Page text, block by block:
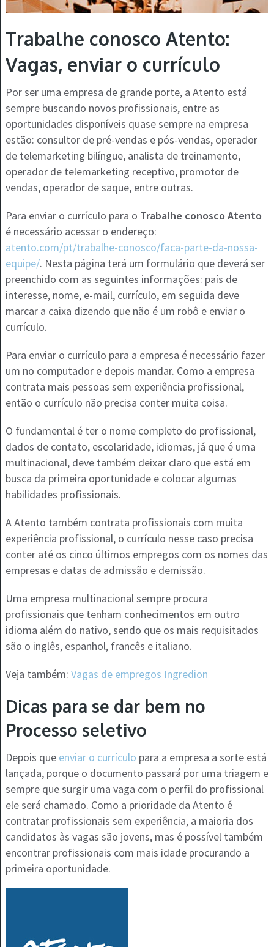
Trabalhe conosco Atento:
Vagas, enviar o currículo
Por ser uma empresa de grande porte, a Atento está
sempre buscando novos profissionais, entre as
oportunidades disponíveis quase sempre na empresa
estão: consultor de pré-vendas e pós-vendas, operador
de telemarketing bilíngue, analista de treinamento,
operador de telemarketing receptivo, promotor de
vendas, operador de saque, entre outras.
Para enviar o currículo para o Trabalhe conosco Atento
é necessário acessar o endereço:
atento.com/pt/trabalhe-conosco/faca-parte-da-nossa-
equipe/. Nesta página terá um formulário que deverá ser
preenchido com as seguintes informações: país de
interesse, nome, e-mail, currículo, em seguida deve
marcar a caixa dizendo que não é um robô e enviar o
currículo.
Para enviar o currículo para a empresa é necessário fazer
um no computador e depois mandar. Como a empresa
contrata mais pessoas sem experiência profissional,
então o currículo não precisa conter muita coisa.
O fundamental é ter o nome completo do profissional,
dados de contato, escolaridade, idiomas, já que é uma
multinacional, deve também deixar claro que está em
busca da primeira oportunidade e colocar algumas
habilidades profissionais.
A Atento também contrata profissionais com muita
experiência profissional, o currículo nesse caso precisa
conter até os cinco últimos empregos com os nomes das
empresas e datas de admissão e demissão.
Uma empresa multinacional sempre procura
profissionais que tenham conhecimentos em outro
idioma além do nativo, sendo que os mais requisitados
são o inglês, espanhol, francês e italiano.
Veja também: Vagas de empregos Ingredion
Dicas para se dar bem no
Processo seletivo
Depois que enviar o currículo para a empresa a sorte está
lançada, porque o documento passará por uma triagem e
sempre que surgir uma vaga com o perfil do profissional
ele será chamado. Como a prioridade da Atento é
contratar profissionais sem experiência, a maioria dos
candidatos às vagas são jovens, mas é possível também
encontrar profissionais com mais idade procurando a
primeira oportunidade.